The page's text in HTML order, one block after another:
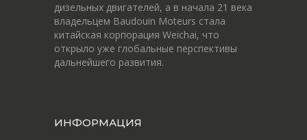
дизельных двигателей, а в начала 21 века
владельцем Baudouin Moteurs стала
китайская корпорация Weichai, что
открыло уже глобальные перспективы
дальнейшего развития.
ИНФОРМАЦИЯ